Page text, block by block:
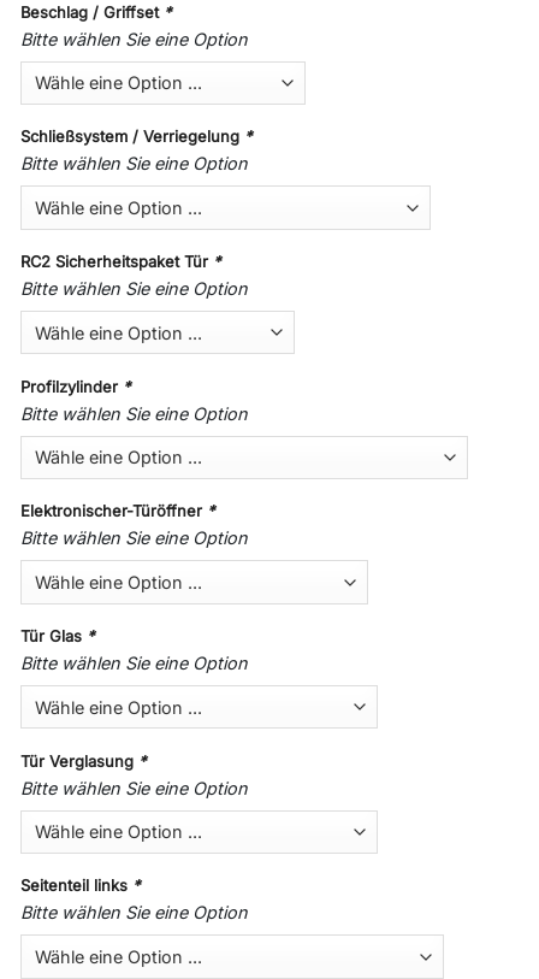
Beschlag / Griffset *
Bitte wählen Sie eine Option
Schließsystem / Verriegelung *
Bitte wählen Sie eine Option
RC2 Sicherheitspaket Tür *
Bitte wählen Sie eine Option
Profilzylinder *
Bitte wählen Sie eine Option
Elektronischer-Türöffner *
Bitte wählen Sie eine Option
Tür Glas *
Bitte wählen Sie eine Option
Tür Verglasung *
Bitte wählen Sie eine Option
Seitenteil links *
Bitte wählen Sie eine Option